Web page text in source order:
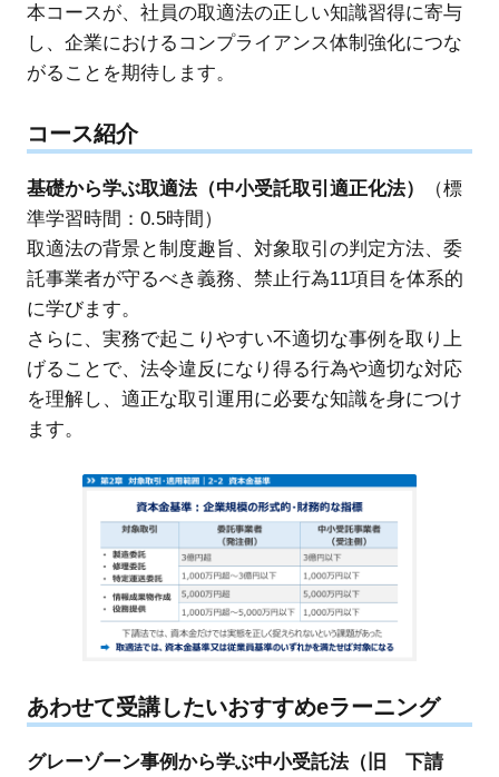
本コースが、社員の取適法の正しい知識習得に寄与
し、企業におけるコンプライアンス体制強化につな
がることを期待します。
コース紹介
基礎から学ぶ取適法（中小受託取引適正化法）
（標
準学習時間：0.5時間）
取適法の背景と制度趣旨、対象取引の判定方法、委
託事業者が守るべき義務、禁止行為11項目を体系的
に学びます。
さらに、実務で起こりやすい不適切な事例を取り上
げることで、法令違反になり得る行為や適切な対応
を理解し、適正な取引運用に必要な知識を身につけ
ます。
あわせて受講したいおすすめeラーニング
グレーゾーン事例から学ぶ中小受託法（旧 下請